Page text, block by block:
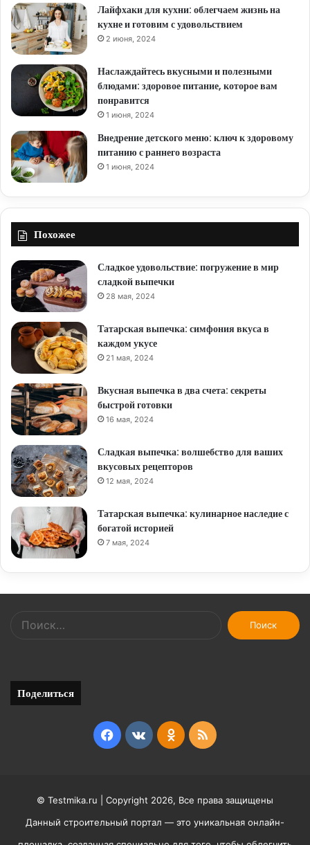
Лайфхаки для кухни: облегчаем жизнь на
кухне и готовим с удовольствием
2 июня, 2024
Наслаждайтесь вкусными и полезными
блюдами: здоровое питание, которое вам
понравится
1 июня, 2024
Внедрение детского меню: ключ к здоровому
питанию с раннего возраста
1 июня, 2024
Похожее
Сладкое удовольствие: погружение в мир
сладкой выпечки
28 мая, 2024
Татарская выпечка: симфония вкуса в
каждом укусе
21 мая, 2024
Вкусная выпечка в два счета: секреты
быстрой готовки
16 мая, 2024
Сладкая выпечка: волшебство для ваших
вкусовых рецепторов
12 мая, 2024
Татарская выпечка: кулинарное наследие с
богатой историей
7 мая, 2024
Найти:
Поделиться
Facebook
vk.comOdnoklassniki
RSS
© Testmika.ru | Copyright 2026, Все права защищены
Данный строительный портал — это уникальная онлайн-